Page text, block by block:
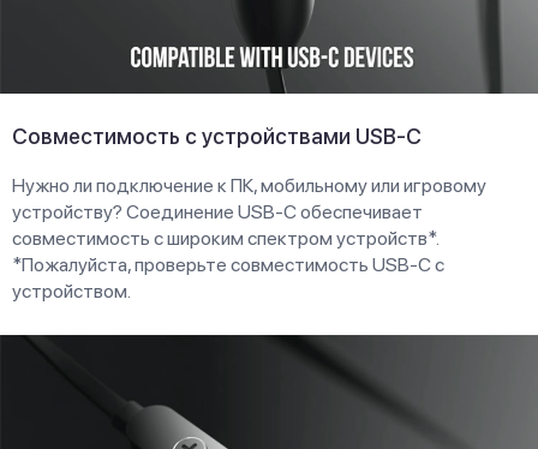
Совместимость с устройствами USB-C
Нужно ли подключение к ПК, мобильному или игровому
устройству? Соединение USB-C обеспечивает
совместимость с широким спектром устройств*.
*Пожалуйста, проверьте совместимость USB-C с
устройством.